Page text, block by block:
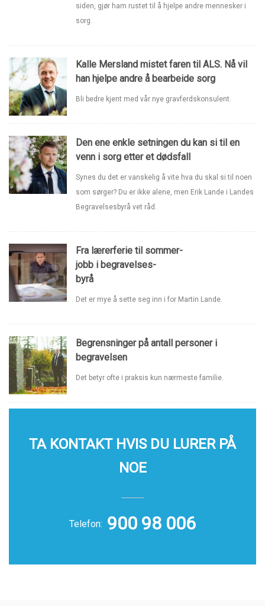
siden, gjør ham rustet til å hjelpe andre mennesker i
sorg.
Kalle Mersland mistet faren til ALS. Nå vil
han hjelpe andre å bearbeide sorg
Bli bedre kjent med vår nye gravferdskonsulent.
Den ene enkle setningen du kan si til en
venn i sorg etter et dødsfall
Synes du det er vanskelig å vite hva du skal si til noen
som sørger? Du er ikke alene, men Erik Lande i Landes
Begravelsesbyrå vet råd.
Fra lærerferie til sommer-
jobb i begravelses-
byrå
Det er mye å sette seg inn i for Martin Lande.
Begrensninger på antall personer i
begravelsen
Det betyr ofte i praksis kun nærmeste familie.
TA KONTAKT HVIS DU LURER PÅ
NOE
Telefon: 900 98 006